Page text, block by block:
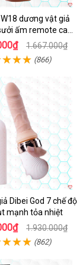
dương vật giả
ấm remote cao
cấp
1.667.000₫
(866)
Dibei God 7 chế độ
mạnh tỏa nhiệt
1.930.000₫
(862)